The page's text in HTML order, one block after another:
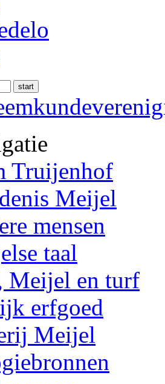
start
Truijenhof
Meijel
mensen
taal
Meijel en turf
erfgoed
Meijel